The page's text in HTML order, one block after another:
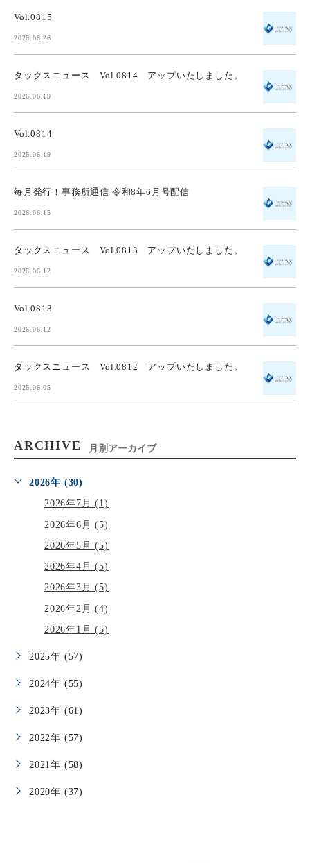
Vol.0815
2026.06.26
タックスニュース Vol.0814 アップいたしました。
2026.06.19
Vol.0814
2026.06.19
毎月発行！事務所通信 令和8年6月号配信
2026.06.15
タックスニュース Vol.0813 アップいたしました。
2026.06.12
Vol.0813
2026.06.12
タックスニュース Vol.0812 アップいたしました。
2026.06.05
ARCHIVE 月別アーカイブ
2026年 (30)
2026年7月 (1)
2026年6月 (5)
2026年5月 (5)
2026年4月 (5)
2026年3月 (5)
2026年2月 (4)
2026年1月 (5)
2025年 (57)
2024年 (55)
2023年 (61)
2022年 (57)
2021年 (58)
2020年 (37)